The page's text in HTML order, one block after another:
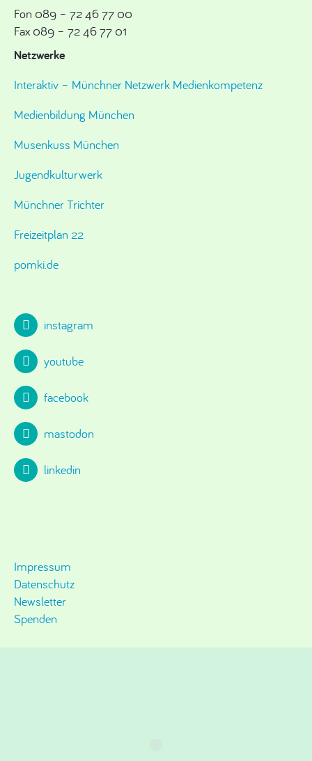
Fon 089 – 72 46 77 00
Fax 089 – 72 46 77 01
Netzwerke
Interaktiv – Münchner Netzwerk Medienkompetenz
Medienbildung München
Musenkuss München
Jugendkulturwerk
Münchner Trichter
Freizeitplan 22
pomki.de
instagram
youtube
facebook
mastodon
linkedin
Impressum
Datenschutz
Newsletter
Spenden